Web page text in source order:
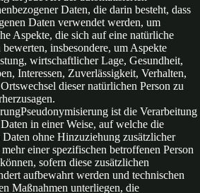
Daten, die darin besteht, dass
Daten verwendet werden, um
Aspekte, die sich auf eine natürliche
bewerten, insbesondere, um Aspekte
wirtschaftlicher Lage, Gesundheit,
Interessen, Zuverlässigkeit, Verhalten,
dieser natürlichen Person zu
ist die Verarbeitung
in einer Weise, auf welche die
Daten ohne Hinzuziehung zusätzlicher
einer spezifischen betroffenen Person
sofern diese zusätzlichen
aufbewahrt werden und technischen
Maßnahmen unterliegen, die